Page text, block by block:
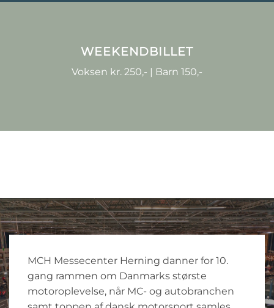
WEEKENDBILLET
Voksen kr. 250,- | Barn 150,-
MCH Messecenter Herning danner for 10.
gang rammen om Danmarks største
motoroplevelse, når MC- og autobranchen